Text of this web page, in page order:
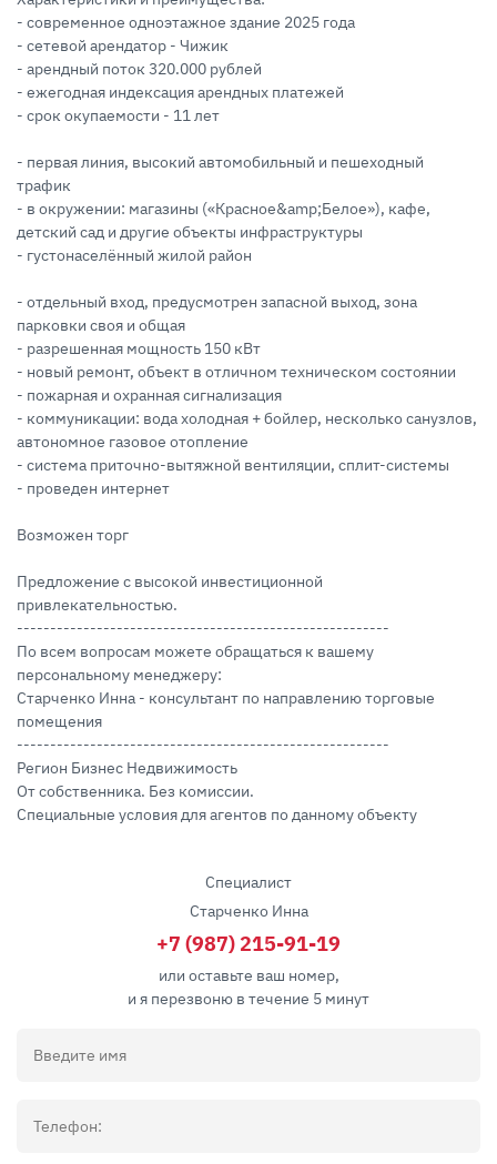
- современное одноэтажное здание 2025 года
- сетевой арендатор - Чижик
- арендный поток 320.000 рублей
- ежегодная индексация арендных платежей
- срок окупаемости - 11 лет
- первая линия, высокий автомобильный и пешеходный
трафик
- в окружении: магазины («Красное&amp;Белое»), кафе,
детский сад и другие объекты инфраструктуры
- густонаселённый жилой район
- отдельный вход, предусмотрен запасной выход, зона
парковки своя и общая
- разрешенная мощность 150 кВт
- новый ремонт, объект в отличном техническом состоянии
- пожарная и охранная сигнализация
- коммуникации: вода холодная + бойлер, несколько санузлов,
автономное газовое отопление
- система приточно-вытяжной вентиляции, сплит-системы
- проведен интернет
Возможен торг
Предложение с высокой инвестиционной
привлекательностью.
--------------------------------------------------------
По всем вопросам можете обращаться к вашему
персональному менеджеру:
Старченко Инна - консультант по направлению торговые
помещения
--------------------------------------------------------
Регион Бизнес Недвижимость
От собственника. Без комиссии.
Специальные условия для агентов по данному объекту
Специалист
Старченко Инна
+7 (987) 215-91-19
или оставьте ваш номер,
и я перезвоню в течение 5 минут